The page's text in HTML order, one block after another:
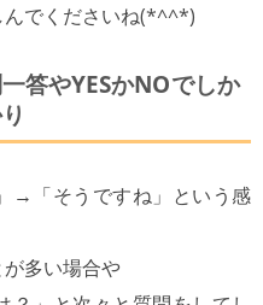
んでくださいね(*^^*)
答やYESかNOでしか
→「そうですね」という感
多い場合や